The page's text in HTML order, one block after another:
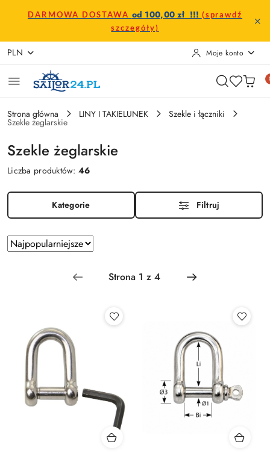
Przejdź do treści głównej
Przejdź do wyszukiwarki
Przejdź do moje konto
Przejdź do menu głównego
Przejdź do stopki
DARMOWA DOSTAWA od 100,00 zł !!! (sprawdź
szczegóły)
PLN Moje konto
Strona główna LINY I TAKIELUNEK Szekle i łączniki
Szekle żeglarskie
Szekle żeglarskie
Liczba produktów:46
Kategorie Filtruj
Zastosowano
sortowanie:
Najpopularniejsze.
Sortuj
według